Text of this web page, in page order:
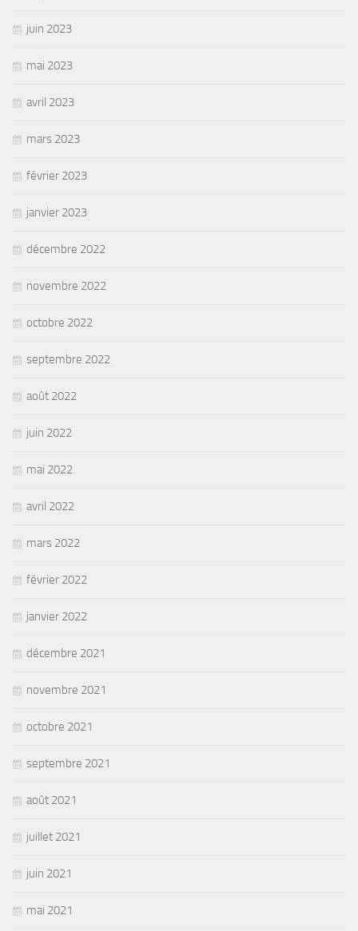
juin 2023
mai 2023
avril 2023
mars 2023
février 2023
janvier 2023
décembre 2022
novembre 2022
octobre 2022
septembre 2022
août 2022
juin 2022
mai 2022
avril 2022
mars 2022
février 2022
janvier 2022
décembre 2021
novembre 2021
octobre 2021
septembre 2021
août 2021
juillet 2021
juin 2021
mai 2021